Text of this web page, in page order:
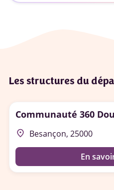
Les structures du
Communauté 360
place Besançon, 25000
En